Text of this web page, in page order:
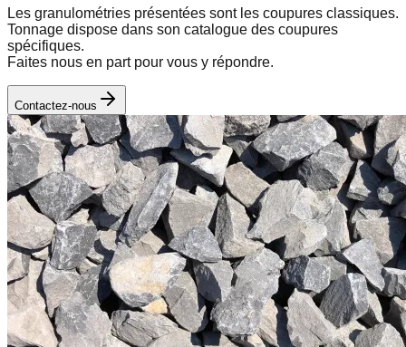
Les granulométries présentées sont les coupures classiques.
Tonnage dispose dans son catalogue des coupures
spécifiques.
Faites nous en part pour vous y répondre.
Contactez-nous